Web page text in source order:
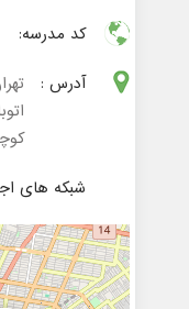
کد مدرسه:
آدرس :
شبکه های